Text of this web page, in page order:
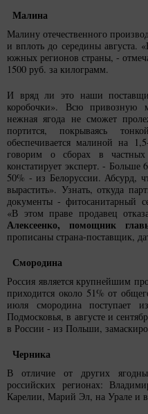
Малина
Малину отечественного
и вплоть до середины августа.
южных регионов страны, -
1500 руб. за килограмм.
И вряд ли это наши
коробочки». Всю привозную
нежная ягода не сможет
портится, покрываясь
обеспечивается малиной на
говорим о сборах в
констатирует эксперт. -
50% - из Белоруссии. Абсурд,
вырастить». Узнать, откуда
документы - фитосанитарный
«В этом праве продавец
Алексеенко, помощник
прописаны страна-поставщик,
Смородина
Россия является крупнейшим
приходится около 51% от
июля смородина
Подмосковья, в августе и
в России - из Польши,
Черника
В отличие от других
российских регионах:
Карелии, Марий Эл, на Урале и